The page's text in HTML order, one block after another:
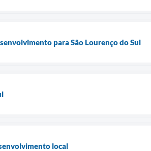
para São Lourenço do Sul
local